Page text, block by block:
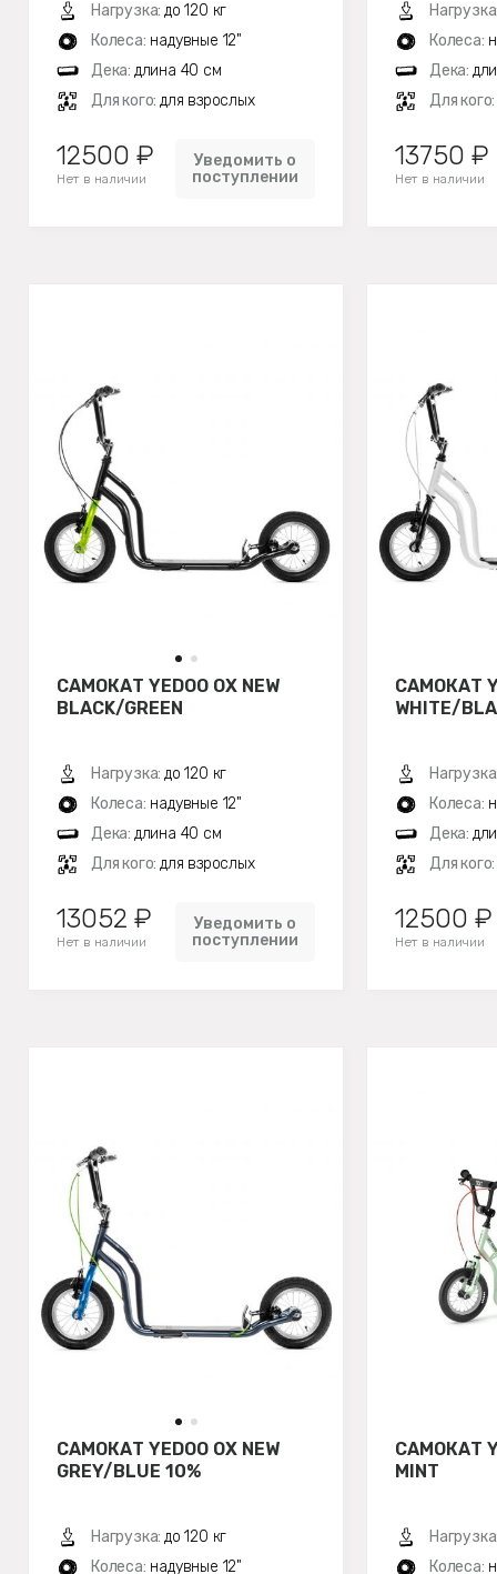
Нагрузка: до 120 кг
Колеса: надувные 12"
Дека: длина 40 см
Для кого: для взрослых
12500 ₽
Нет в наличии
Уведомить о
поступлении
Колеса:
Дека:
Для кого:
13750 ₽
Нет в наличии
САМОКАТ YEDOO OX NEW
BLACK/GREEN
Нагрузка: до 120 кг
Колеса: надувные 12"
Дека: длина 40 см
Для кого: для взрослых
13052 ₽
Нет в наличии
Уведомить о
поступлении
САМОКАТ
WHITE/
Колеса:
Дека:
Для кого:
12500 ₽
Нет в наличии
САМОКАТ YEDOO OX NEW
GREY/BLUE 10%
Нагрузка: до 120 кг
Колеса: надувные 12"
САМОКАТ
MINT
Колеса: